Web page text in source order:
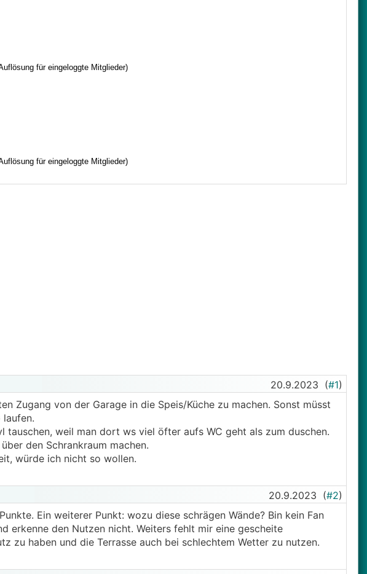
20.9.2023 (#1)
Zugang von der Garage in die Speis/Küche zu machen. Sonst müsst
laufen.
tauschen, weil man dort ws viel öfter aufs WC geht als zum duschen.
den Schrankraum machen.
würde ich nicht so wollen.
20.9.2023 (#2)
Ein weiterer Punkt: wozu diese schrägen Wände? Bin kein Fan
erkenne den Nutzen nicht. Weiters fehlt mir eine gescheite
zu haben und die Terrasse auch bei schlechtem Wetter zu nutzen.